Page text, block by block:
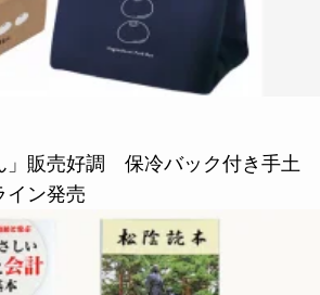
」販売好調 保冷バック付き手土
イン発売